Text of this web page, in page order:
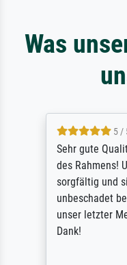
Was
5 /
Sehr gute
des Rahmens!
sorgfältig und
unbeschadet
unser letzter
Dank!